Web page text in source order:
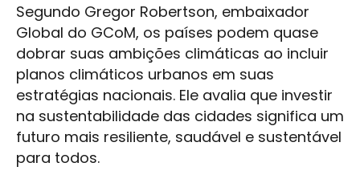
Segundo Gregor Robertson, embaixador
Global do GCoM, os países podem quase
dobrar suas ambições climáticas ao incluir
planos climáticos urbanos em suas
estratégias nacionais. Ele avalia que investir
na sustentabilidade das cidades significa um
futuro mais resiliente, saudável e sustentável
para todos.